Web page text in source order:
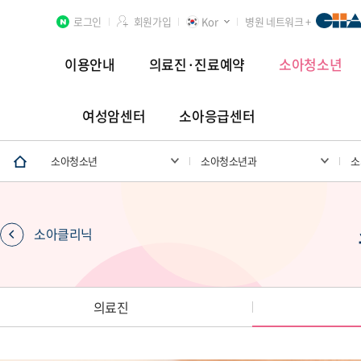
로그인 회원가입 Kor 병원 네트워크 +
이용안내 의료진·진료예약 소아청소년
여성암센터 소아응급센터
장례식장
소아청소년 소아청소년과
소아클리닉
의료진